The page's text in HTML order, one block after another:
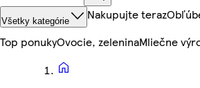
Všetky kategórie Nakupujte teraz
Top ponukyOvocie, zeleninaMliečne